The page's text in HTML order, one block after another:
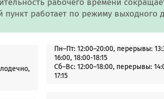
консультант:
9:00 - 20:00*
Спросить онлайн
Swoo Pay
Переводы по
номеру
телефона Visa
рабочего времени
работает по режиму выходного
Пн–Пт: 12:00–20:00, перерывы:
16:00, 18:00-18:15
Сб–Вс: 12:00–18:00, перерывы:
17:15